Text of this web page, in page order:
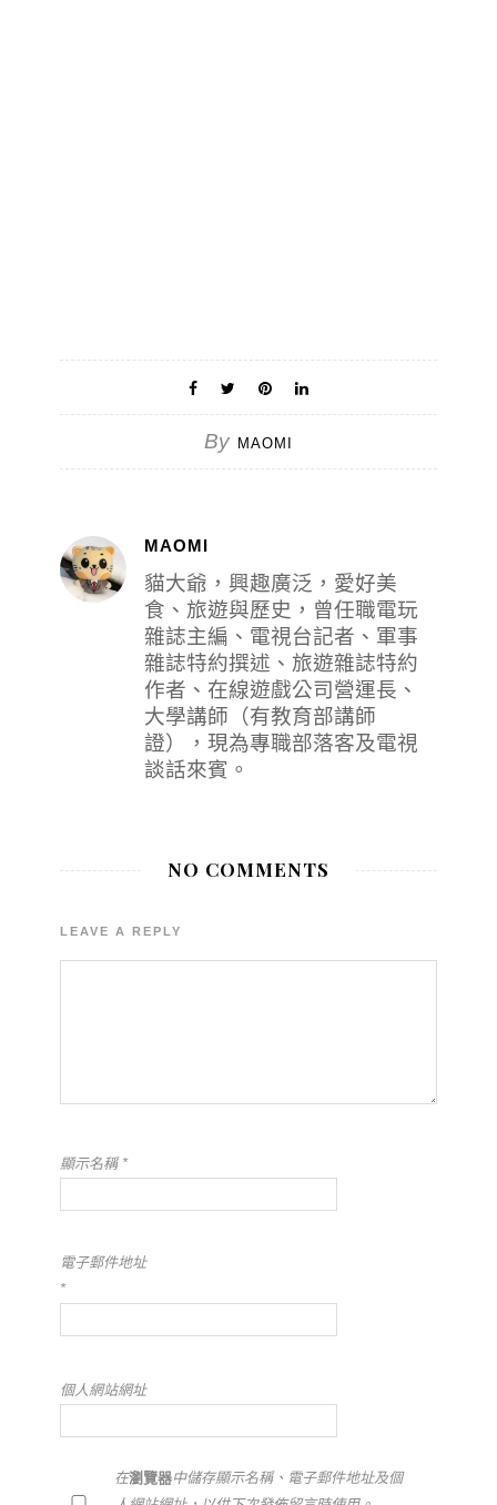
By MAOMI
MAOMI
貓大爺，興趣廣泛，愛好美
食、旅遊與歷史，曾任職電玩
雜誌主編、電視台記者、軍事
雜誌特約撰述、旅遊雜誌特約
作者、在線遊戲公司營運長、
大學講師（有教育部講師
證），現為專職部落客及電視
談話來賓。
NO COMMENTS
LEAVE A REPLY
顯示名稱 *
電子郵件地址
*
個人網站網址
在瀏覽器中儲存顯示名稱、電子郵件地址及個